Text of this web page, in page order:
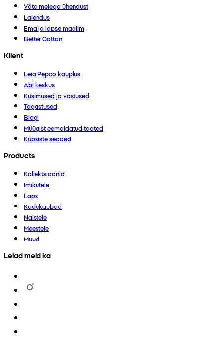
Võta meiega ühendust
Laiendus
Ema ja lapse maailm
Better Cotton
Klient
Leia Pepco kauplus
Abi keskus
Küsimused ja vastused
Tagastused
Blogi
Müügist eemaldatud tooted
Küpsiste seaded
Products
Kollektsioonid
Imikutele
Laps
Kodukaubad
Naistele
Meestele
Muud
Leiad meid ka